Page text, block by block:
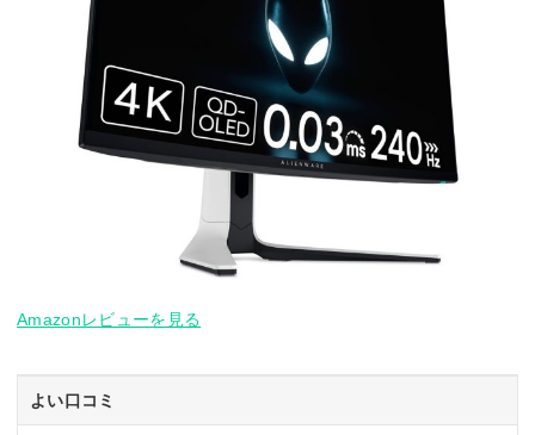
Amazonレビューを見る
よい口コミ